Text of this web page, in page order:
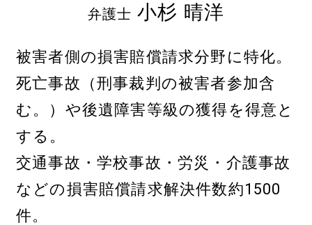
弁護士 小杉 晴洋
被害者側の損害賠償請求分野に特化。
死亡事故（刑事裁判の被害者参加含
む。）や後遺障害等級の獲得を得意と
する。
交通事故・学校事故・労災・介護事故
などの損害賠償請求解決件数約1500
件。